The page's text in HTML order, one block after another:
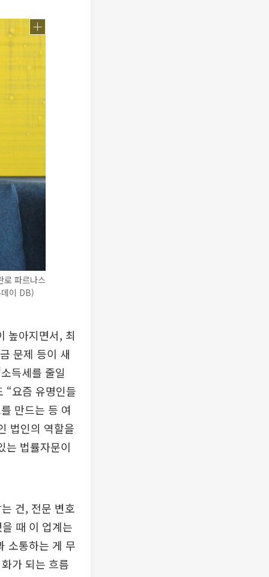
로 파르나스
이 DB)
높아지면서, 최
문제 등이 새
득세를 줄일
“요즘 유명인들
만드는 등 여
법인의 역할을
는 법률자문이
건, 전문 변호
때 이 업계는
소통하는 게 무
가 되는 흐름